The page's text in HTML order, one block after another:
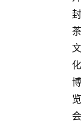
封
茶
文
化
博
览
会